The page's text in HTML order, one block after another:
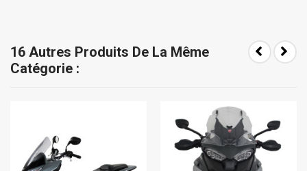
16 Autres Produits De La Même
Catégorie :